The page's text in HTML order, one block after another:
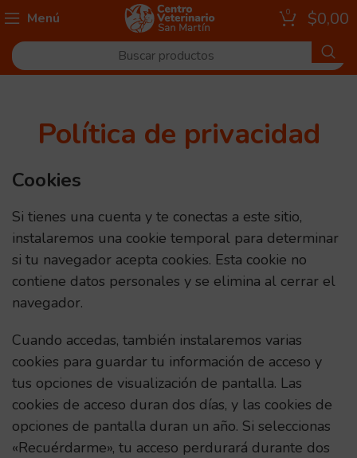
Menú 0 $0,00
Política de privacidad
Cookies
Si tienes una cuenta y te conectas a este sitio,
instalaremos una cookie temporal para determinar
si tu navegador acepta cookies. Esta cookie no
contiene datos personales y se elimina al cerrar el
navegador.
Cuando accedas, también instalaremos varias
cookies para guardar tu información de acceso y
tus opciones de visualización de pantalla. Las
cookies de acceso duran dos días, y las cookies de
opciones de pantalla duran un año. Si seleccionas
«Recuérdarme», tu acceso perdurará durante dos